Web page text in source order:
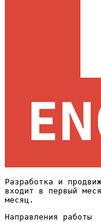
Разработка и
входит в первый
месяц.
Направления работы